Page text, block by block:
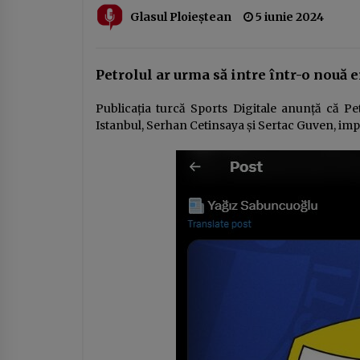
Ziua Principatelor Române – între
24 ianuarie 2026
Guvernul taie salariile, urmează
concedieri masive, concursuri pe
Apare „lista ruşinii” şi se dublează
alte impozite
Glasul Ploieștean 5 iunie 2024
Petrolul ar urma să intre într-o nouă
Publicația turcă Sports Digitale anunță că
Istanbul, Serhan Cetinsaya și Sertac Guven,